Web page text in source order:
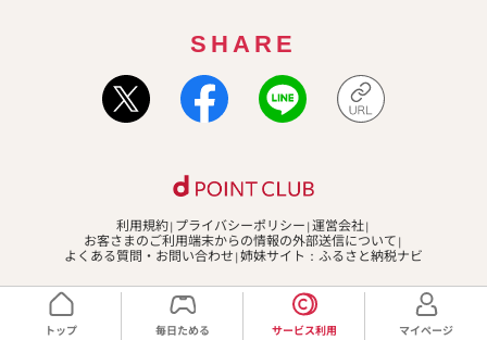
SHARE
利用規約 プライバシーポリシー 運営会社
お客さまのご利用端末からの情報の外部送信について
よくある質問・お問い合わせ 姉妹サイト：ふるさと納税ナビ
Copyright CARTA ZERO Inc. All Rights Reserved.
トップ 毎日ためる サービス利用 マイページ